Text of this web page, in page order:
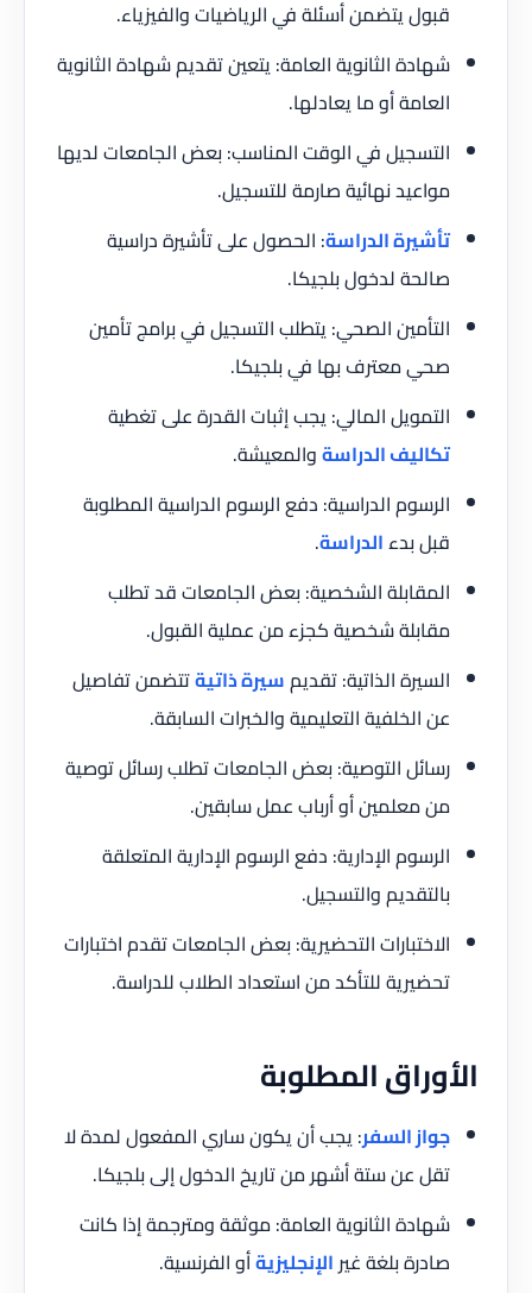
قبول يتضمن أسئلة في الرياضيات والفيزياء.
شهادة الثانوية العامة: يتعين تقديم شهادة الثانوية
العامة أو ما يعادلها.
التسجيل في الوقت المناسب: بعض الجامعات لديها
مواعيد نهائية صارمة للتسجيل.
تأشيرة الدراسة: الحصول على تأشيرة دراسية
صالحة لدخول بلجيكا.
التأمين الصحي: يتطلب التسجيل في برامج تأمين
صحي معترف بها في بلجيكا.
التمويل المالي: يجب إثبات القدرة على تغطية
تكاليف الدراسةوالمعيشة.
الرسوم الدراسية: دفع الرسوم الدراسية المطلوبة
قبل بدءالدراسة.
المقابلة الشخصية: بعض الجامعات قد تطلب
مقابلة شخصية كجزء من عملية القبول.
السيرة الذاتية: تقديمسيرة ذاتيةتتضمن تفاصيل
عن الخلفية التعليمية والخبرات السابقة.
رسائل التوصية: بعض الجامعات تطلب رسائل توصية
من معلمين أو أرباب عمل سابقين.
الرسوم الإدارية: دفع الرسوم الإدارية المتعلقة
بالتقديم والتسجيل.
الاختبارات التحضيرية: بعض الجامعات تقدم اختبارات
تحضيرية للتأكد من استعداد الطلاب للدراسة.
الأوراق المطلوبة
جواز السفر: يجب أن يكون ساري المفعول لمدة لا
تقل عن ستة أشهر من تاريخ الدخول إلى بلجيكا.
شهادة الثانوية العامة: موثقة ومترجمة إذا كانت
صادرة بلغة غيرالإنجليزيةأو الفرنسية.